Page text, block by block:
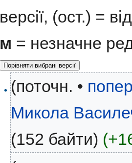
версії, (ост.) =
м = незначне
(поточн. •
Микола
(152 байти)